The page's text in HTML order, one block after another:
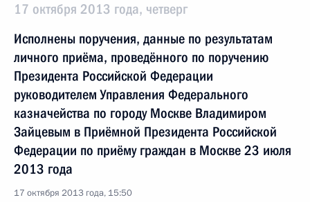
17 октября 2013 года, четверг
Исполнены поручения, данные по результатам
личного приёма, проведённого по поручению
Президента Российской Федерации
руководителем Управления Федерального
казначейства по городу Москве Владимиром
Зайцевым в Приёмной Президента Российской
Федерации по приёму граждан в Москве 23 июля
2013 года
17 октября 2013 года, 15:50